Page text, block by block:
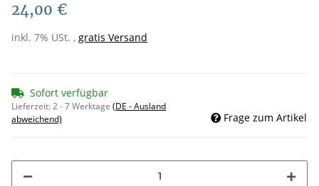
24,00 €
inkl. 7% USt. , gratis Versand
Sofort verfügbar
Lieferzeit:2 - 7 Werktage (DE - Ausland
abweichend)
Frage zum Artikel